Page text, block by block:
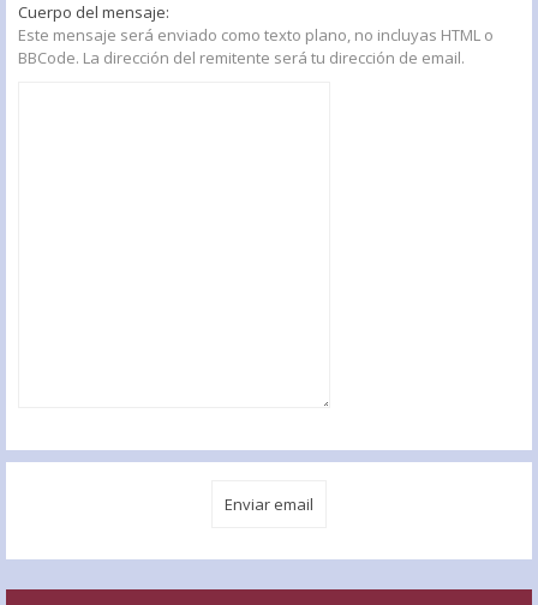
Cuerpo del mensaje:
Este mensaje será enviado como texto plano, no incluyas HTML o
BBCode. La dirección del remitente será tu dirección de email.